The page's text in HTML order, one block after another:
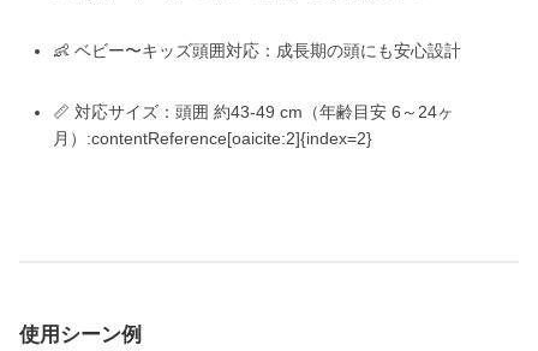
👶 ベビー〜キッズ頭囲対応：成長期の頭にも安心設計
📏 対応サイズ：頭囲 約43-49 cm（年齢目安 6～24ヶ
月）:contentReference[oaicite:2]{index=2}
使用シーン例